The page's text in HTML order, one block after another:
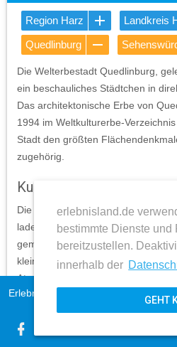
erlebnisland.de
bestimmte Dienste und
bereitzustellen.
innerhalb der
GEHT
Region Harz
Landkreis
Quedlinburg
Die Welterbestadt Quedlinburg,
ein beschauliches Städtchen in
Das architektonische Erbe von
1994 im Weltkulturerbe-
Stadt den größten
zugehörig.
Kulturelle
Die kleinen, verwinkelten Gassen
laden in der historischen Altstadt
gemütlichen Spaziergang ein. Hier
kleineren Plätzen können
Atem beraubend schöne
Jahrhunderten stammend,
Ein besonderer Anziehungspunkt
Roland-Statue, welche sich beim
Erlebnisland Sachsen-Anhalt